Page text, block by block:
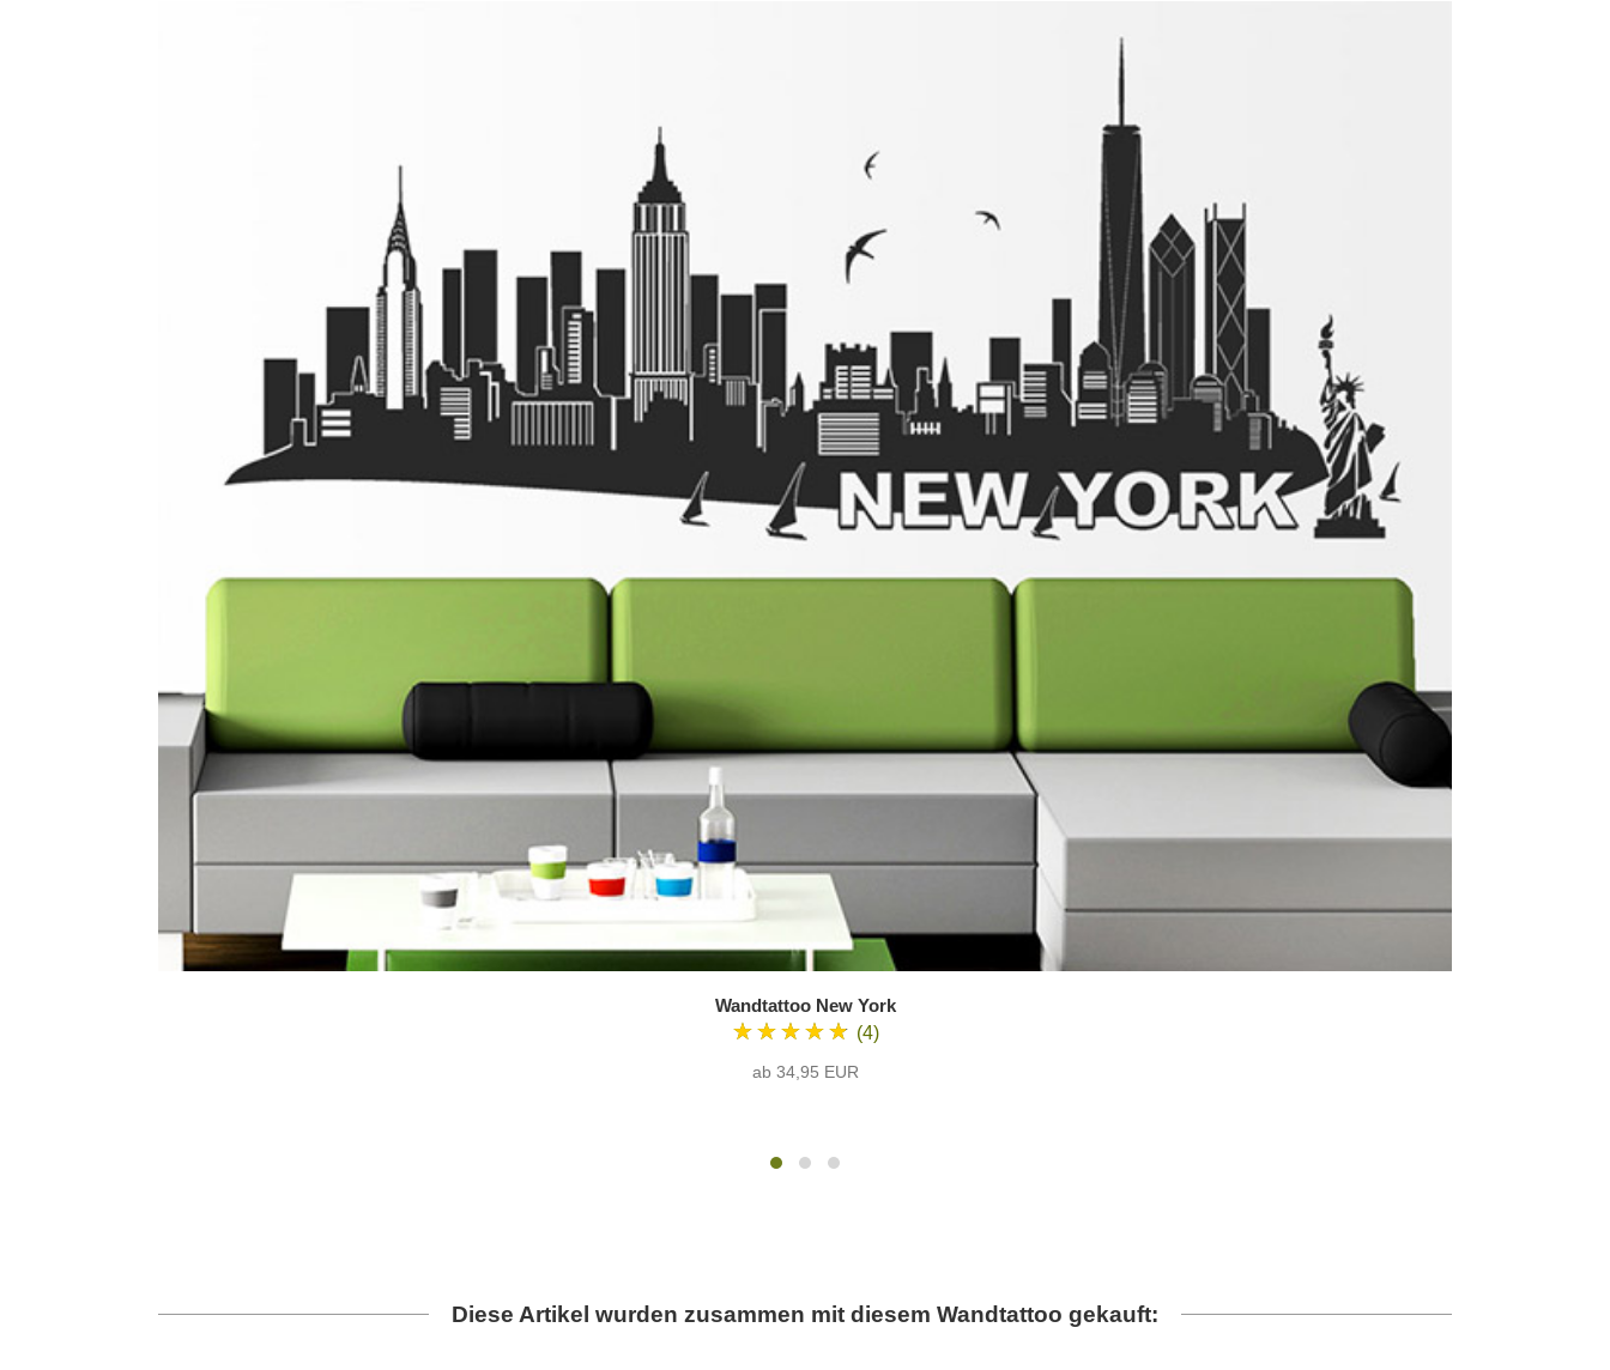
Wandtattoo New York
★★★★★ (4)
ab 34,95 EUR
Diese Artikel wurden zusammen mit diesem Wandtattoo gekauft: